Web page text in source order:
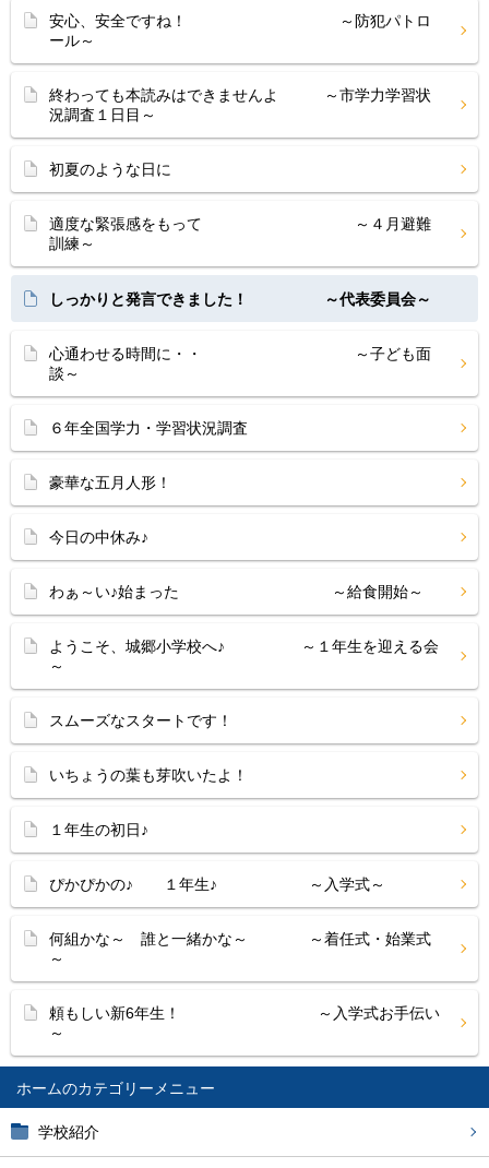
ホーム
学校紹介
安心、安全ですね！ ～防犯パトロ
ール～
終わっても本読みはできませんよ ～市学力学習状
況調査１日目～
初夏のような日に
適度な緊張感をもって ～４月避難
訓練～
しっかりと発言できました！ ～代表委員会～
心通わせる時間に・・ ～子ども面
談～
６年全国学力・学習状況調査
豪華な五月人形！
今日の中休み♪
わぁ～い♪始まった ～給食開始～
ようこそ、城郷小学校へ♪ ～１年生を迎える会
～
スムーズなスタートです！
いちょうの葉も芽吹いたよ！
１年生の初日♪
ぴかぴかの♪ １年生♪ ～入学式～
何組かな～ 誰と一緒かな～ ～着任式・始業式
～
頼もしい新6年生！ ～入学式お手伝い
～